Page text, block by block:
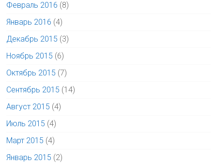
Февраль 2016 (8)
Январь 2016 (4)
Декабрь 2015 (3)
Ноябрь 2015 (6)
Октябрь 2015 (7)
Сентябрь 2015 (14)
Август 2015 (4)
Июль 2015 (4)
Март 2015 (4)
Январь 2015 (2)